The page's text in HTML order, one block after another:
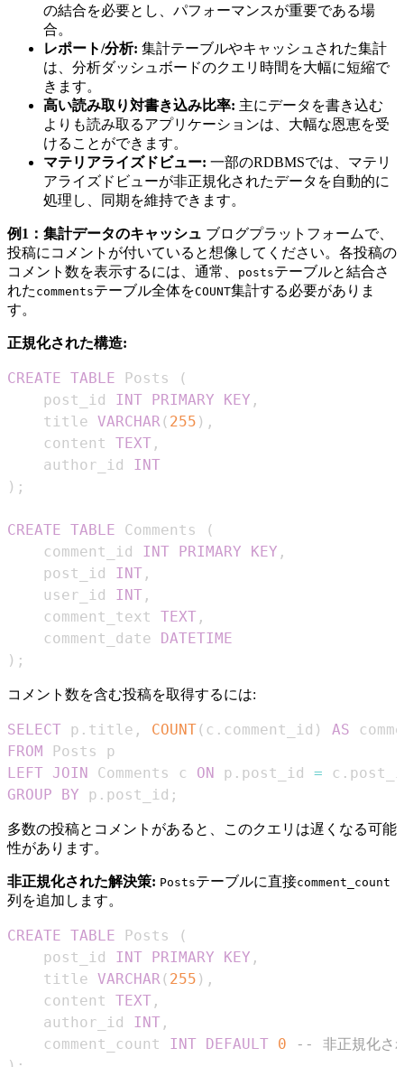
の結合を必要とし、パフォーマンスが重要である場
合。
レポート/分析: 集計テーブルやキャッシュされた集計
は、分析ダッシュボードのクエリ時間を大幅に短縮で
きます。
高い読み取り対書き込み比率: 主にデータを書き込む
よりも読み取るアプリケーションは、大幅な恩恵を受
けることができます。
マテリアライズドビュー: 一部のRDBMSでは、マテリ
アライズドビューが非正規化されたデータを自動的に
処理し、同期を維持できます。
例1：集計データのキャッシュ ブログプラットフォームで、
投稿にコメントが付いていると想像してください。各投稿の
コメント数を表示するには、通常、
postsテーブルと結合さ
れた commentsテーブル全体をCOUNT集計する必要がありま
す。
正規化された構造:
CREATE TABLE Posts
(
    post_id
INT PRIMARY KEY ,
    title
VARCHAR( 255 ) ,
    content
TEXT ,
    author_id
INT
) ;
CREATE TABLE Comments
(
    comment_id
INT PRIMARY KEY ,
    post_id
INT ,
    user_id
INT ,
    comment_text
TEXT ,
    comment_date
DATETIME
) ;
コメント数を含む投稿を取得するには:
SELECT p . title , COUNT( c . comment_id )
AS
FROM
LEFT JOIN Comments c ON p . post_id = c .
GROUP
BY p . post_id ;
多数の投稿とコメントがあると、このクエリは遅くなる可能
性があります。
非正規化された解決策: Postsテーブルに直接comment_count
列を追加します。
CREATE TABLE Posts
(
    post_id
INT PRIMARY KEY ,
    title
VARCHAR( 255 ) ,
    content
TEXT ,
    author_id
INT ,
    comment_count
INT DEFAULT 0
-- 非正規化さ